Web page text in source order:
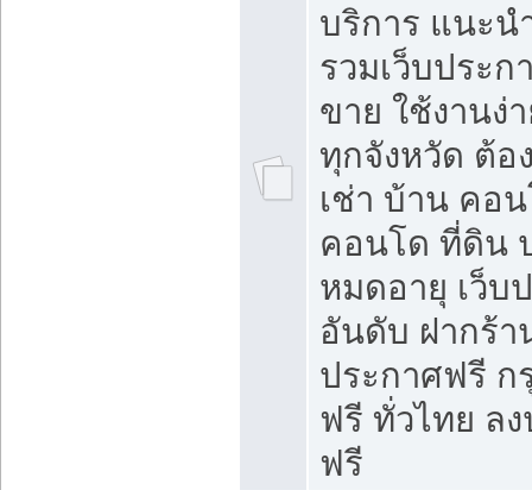
บริการ แนะน
รวมเว็บประก
ขาย ใช้งานง่
ทุกจังหวัด ต้อ
เช่า บ้าน คอ
คอนโด ที่ดิน
หมดอายุ เว็บ
อันดับ ฝากร้า
ประกาศฟรี ก
ฟรี ทั่วไทย ล
ฟรี